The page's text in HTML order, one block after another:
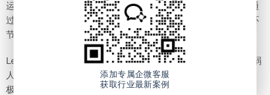
运筹优化算法，提升了规划环节的决策质量。此阶段的核心是通
过模型驱动的方式为业务场景提供精准的优化策略，使得规划环
节更加科学和高效。
Level 3：数据驱动在Level 3数据驱动阶段，企业结合大数据与弱
人工智能，推动SUPA循环的各个环节向智能化迈进。数据驱动
极大地增强了企业的市场适应性与决策敏捷性。
添加专属企微客服
获取行业最新案例